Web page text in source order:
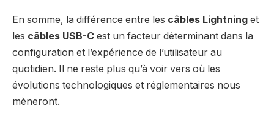
En somme, la différence entre les câbles Lightning et
les câbles USB-C est un facteur déterminant dans la
configuration et l’expérience de l’utilisateur au
quotidien. Il ne reste plus qu’à voir vers où les
évolutions technologiques et réglementaires nous
mèneront.